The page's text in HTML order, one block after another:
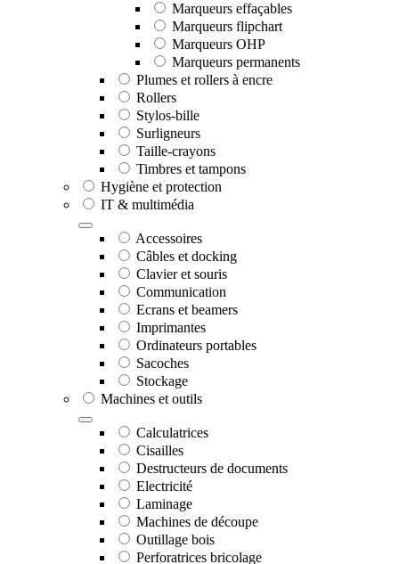
Marqueurs effaçables
Marqueurs flipchart
Marqueurs OHP
Marqueurs permanents
Plumes et rollers à encre
Rollers
Stylos-bille
Surligneurs
Taille-crayons
Timbres et tampons
Hygiène et protection
IT & multimédia
Accessoires
Câbles et docking
Clavier et souris
Communication
Ecrans et beamers
Imprimantes
Ordinateurs portables
Sacoches
Stockage
Machines et outils
Calculatrices
Cisailles
Destructeurs de documents
Electricité
Laminage
Machines de découpe
Outillage bois
Perforatrices bricolage